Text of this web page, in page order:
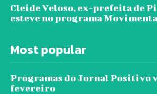
Cleide Veloso, ex-prefeita de
esteve no programa
Most popular
Programas do Jornal Positivo
fevereiro